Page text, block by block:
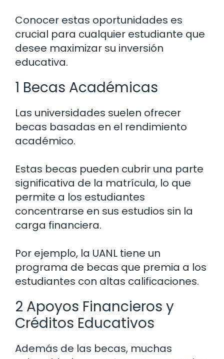
Conocer estas oportunidades es
crucial para cualquier estudiante que
desee maximizar su inversión
educativa.
1 Becas Académicas
Las universidades suelen ofrecer
becas basadas en el rendimiento
académico.
Estas becas pueden cubrir una parte
significativa de la matrícula, lo que
permite a los estudiantes
concentrarse en sus estudios sin la
carga financiera.
Por ejemplo, la UANL tiene un
programa de becas que premia a los
estudiantes con altas calificaciones.
2 Apoyos Financieros y
Créditos Educativos
Además de las becas, muchas